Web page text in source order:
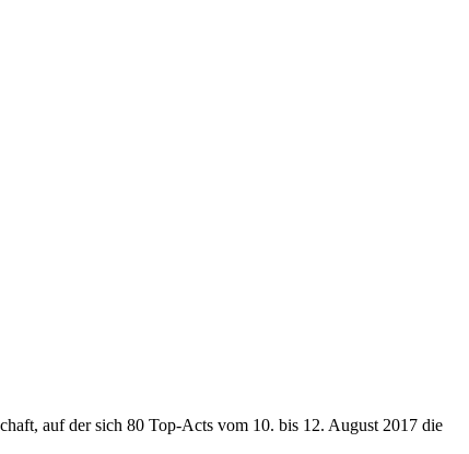
auf der sich 80 Top-Acts vom 10. bis 12. August 2017 die